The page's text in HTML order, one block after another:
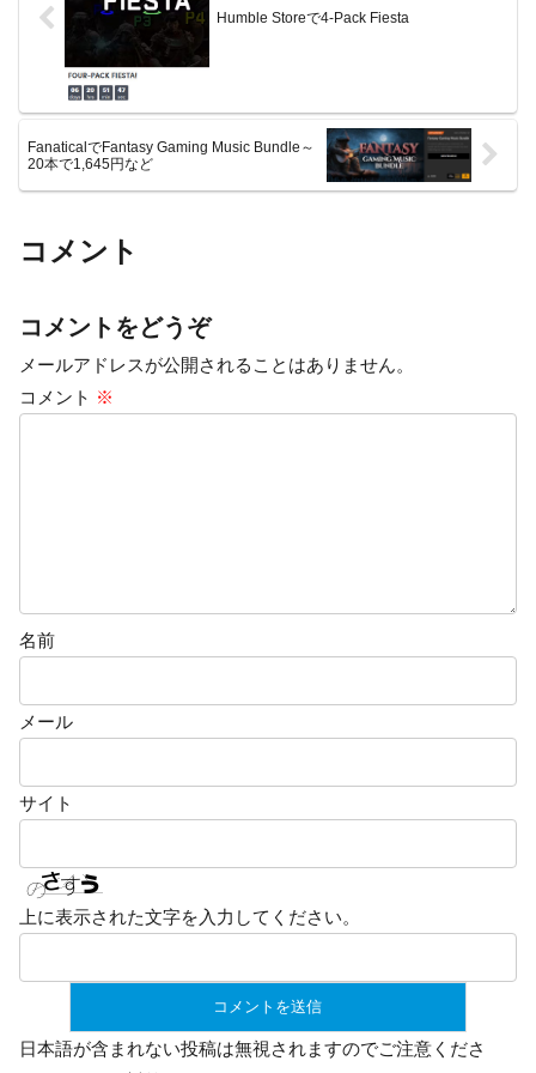
Humble Storeで4-Pack Fiesta
FanaticalでFantasy Gaming Music Bundle～
20本で1,645円など
コメント
コメントをどうぞ
メールアドレスが公開されることはありません。
コメント ※
名前
メール
サイト
上に表示された文字を入力してください。
日本語が含まれない投稿は無視されますのでご注意くださ